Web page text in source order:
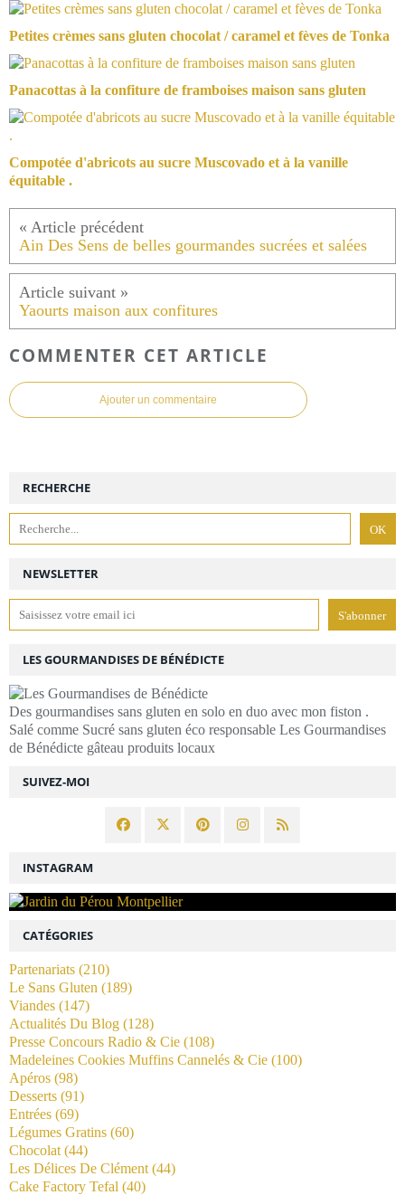
Petites crèmes sans gluten chocolat / caramel et fèves de Tonka
Panacottas à la confiture de framboises maison sans gluten
Compotée d'abricots au sucre Muscovado et à la vanille
équitable .
Ain Des Sens de belles gourmandes sucrées et salées
Yaourts maison aux confitures
COMMENTER CET ARTICLE
Ajouter un commentaire
NEWSLETTER
SUIVEZ-MOI
RECHERCHE
LES GOURMANDISES DE BÉNÉDICTE
Des gourmandises sans gluten en solo en duo avec mon fiston .
Salé comme Sucré sans gluten éco responsable Les Gourmandises
de Bénédicte gâteau produits locaux
INSTAGRAM
CATÉGORIES
Partenariats (210)
Le Sans Gluten (189)
Viandes (147)
Actualités Du Blog (128)
Presse Concours Radio & Cie (108)
Madeleines Cookies Muffins Cannelés & Cie (100)
Apéros (98)
Desserts (91)
Entrées (69)
Légumes Gratins (60)
Chocolat (44)
Les Délices De Clément (44)
Cake Factory Tefal (40)